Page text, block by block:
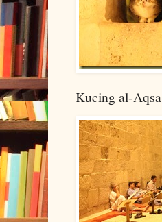
Kucing al-Aqsa